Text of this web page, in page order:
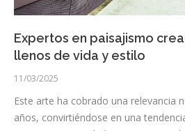
Expertos en paisajismo
llenos de vida y estilo
11/03/2025
Este arte ha cobrado una relevancia
años, convirtiéndose en una